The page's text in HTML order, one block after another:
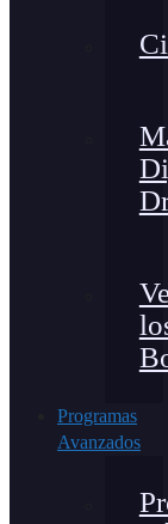
Programas
Avanzados